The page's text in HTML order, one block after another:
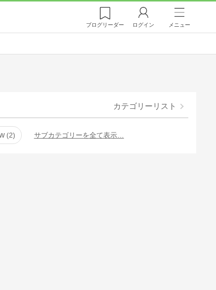
ブログリーダー ログイン メニュー
カテゴリーリスト
2 サブカテゴリーを全て表示…